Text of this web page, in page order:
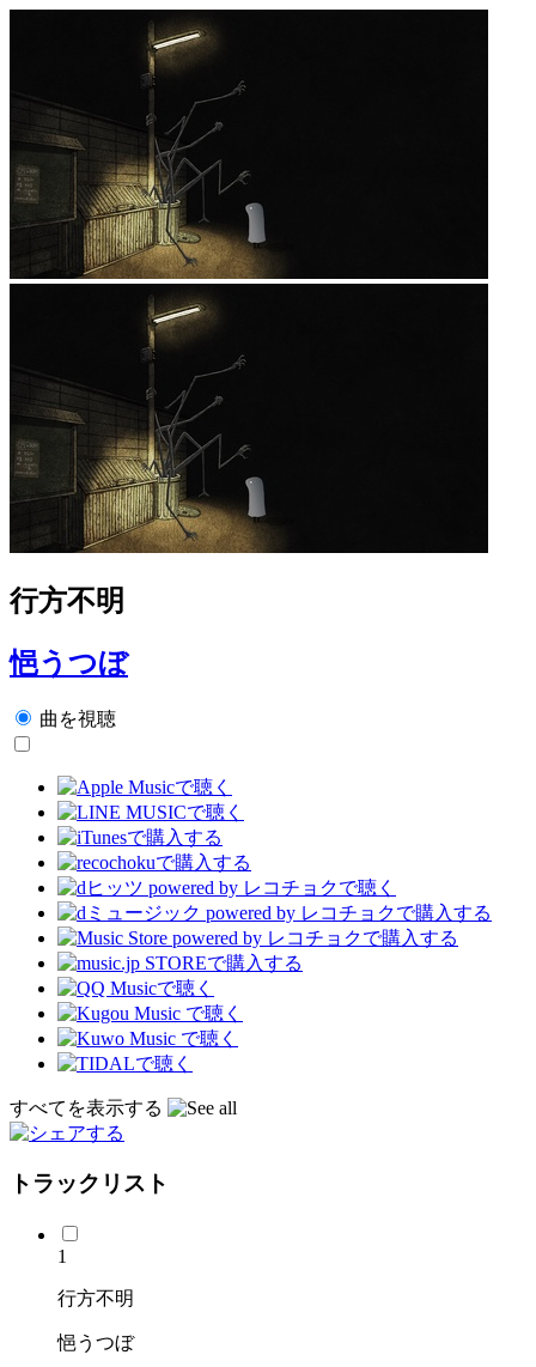
行方不明
悒うつぼ
曲を視聴
すべてを表示する
トラックリスト
1
行方不明
悒うつぼ